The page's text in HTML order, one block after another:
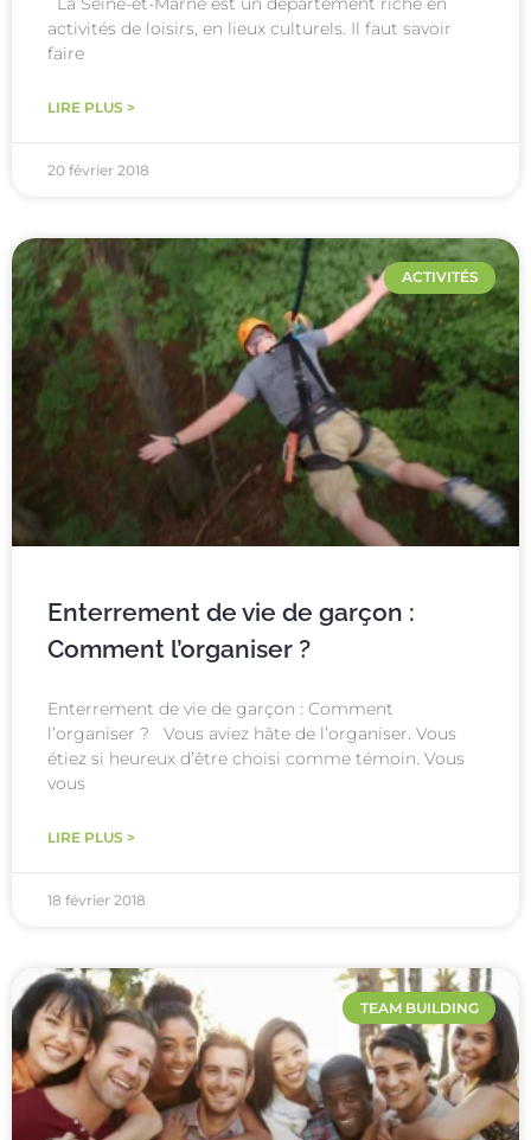
activités de loisirs, en lieux culturels. Il faut savoir
faire
LIRE PLUS >
20 février 2018
ACTIVITÉS
Enterrement de vie de garçon :
Comment l’organiser ?
Enterrement de vie de garçon : Comment
l’organiser ? Vous aviez hâte de l’organiser. Vous
étiez si heureux d’être choisi comme témoin. Vous
vous
LIRE PLUS >
18 février 2018
TEAM BUILDING